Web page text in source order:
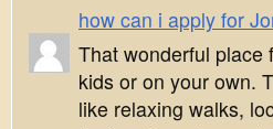
how can i apply for
That wonderful place
kids or on your own.
like relaxing walks,